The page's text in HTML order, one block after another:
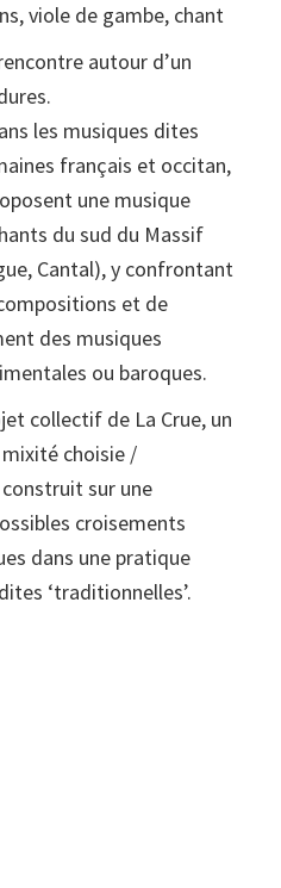
viole de gambe, chant
autour d’un
les musiques dites
français et occitan,
une musique
du sud du Massif
Cantal), y confrontant
et de
des musiques
ou baroques.
collectif de La Crue, un
choisie /
sur une
croisements
dans une pratique
‘traditionnelles’.